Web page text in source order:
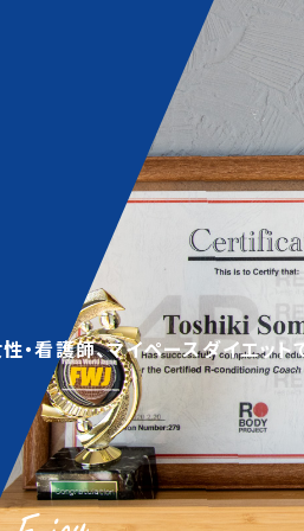
・看護師、マイペースダイエッ